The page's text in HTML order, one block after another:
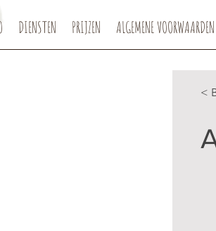
DIENSTEN PRIJZEN ALGEMENE VOORWAARDEN
<